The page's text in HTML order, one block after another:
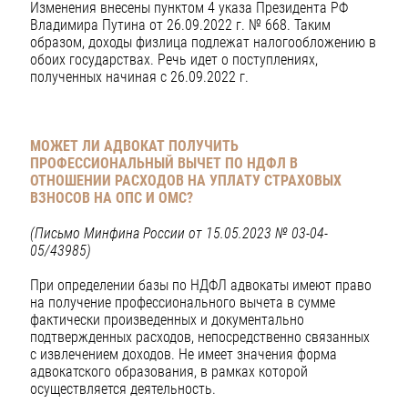
Изменения внесены пунктом 4 указа Президента РФ
Владимира Путина от 26.09.2022 г. № 668. Таким
образом, доходы физлица подлежат налогообложению в
обоих государствах. Речь идет о поступлениях,
полученных начиная с 26.09.2022 г.
МОЖЕТ ЛИ АДВОКАТ ПОЛУЧИТЬ
ПРОФЕССИОНАЛЬНЫЙ ВЫЧЕТ ПО НДФЛ В
ОТНОШЕНИИ РАСХОДОВ НА УПЛАТУ СТРАХОВЫХ
ВЗНОСОВ НА ОПС И ОМС?
(Письмо Минфина России от 15.05.2023 № 03-04-
05/43985)
При определении базы по НДФЛ адвокаты имеют право
на получение профессионального вычета в сумме
фактически произведенных и документально
подтвержденных расходов, непосредственно связанных
с извлечением доходов. Не имеет значения форма
адвокатского образования, в рамках которой
осуществляется деятельность.